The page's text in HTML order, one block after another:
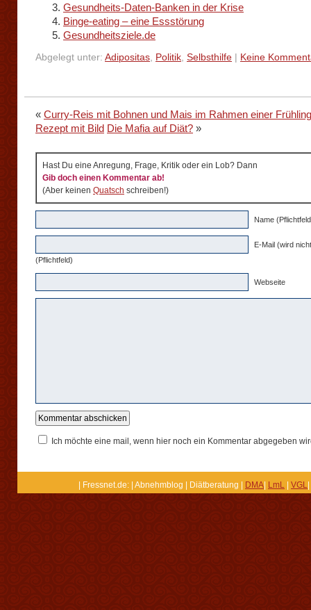
Gesundheits-Daten-Banken in der Krise
Binge-eating – eine Essstörung
Gesundheitsziele.de
Abgelegt unter: Adipositas, Politik, Selbsthilfe Keine
« Curry-Reis mit Bohnen und Mais im Rahmen einer
Rezept mit Bild Die Mafia auf Diät? »
Hast Du eine Anregung, Frage, Kritik oder ein Lob? Dann
Gib doch einen Kommentar ab!
(Aber keinen Quatsch schreiben!)
Name
E-Mail (wird
(Pflichtfeld)
Webseite
Ich möchte eine mail, wenn hier noch ein Kommentar abgegeben
| Fressnet.de: | Abnehmblog | Diätberatung | DMA LmL VGL